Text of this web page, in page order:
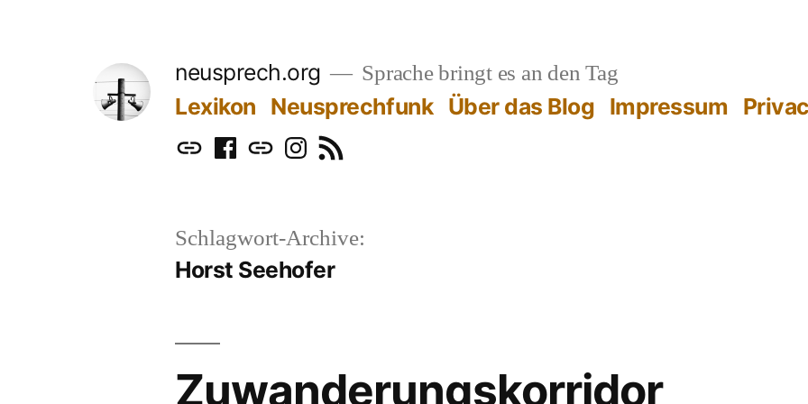
neusprech.org Sprache bringt es an den Tag
Lexikon Neusprechfunk Über das Blog Impressum
MastodonFacebook
BlueskyInstagram
RSS
Schlagwort-Archive:
Horst Seehofer
Zuwanderungskorridor